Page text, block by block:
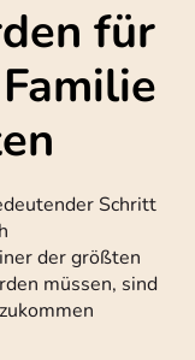
für
Schritt
der größten
müssen, sind